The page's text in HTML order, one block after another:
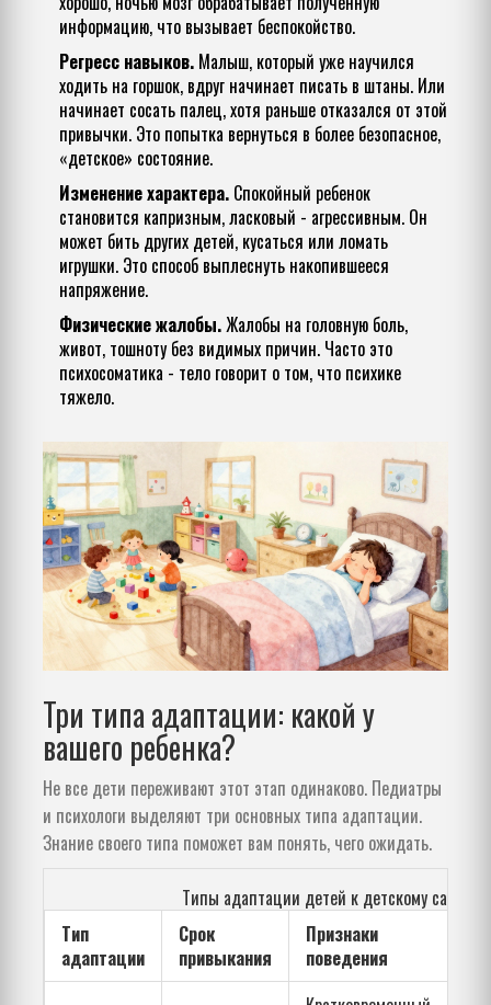
информацию, что вызывает беспокойство.
Регресс навыков. Малыш, который уже научился
ходить на горшок, вдруг начинает писать в штаны. Или
начинает сосать палец, хотя раньше отказался от этой
привычки. Это попытка вернуться в более безопасное,
«детское» состояние.
Изменение характера. Спокойный ребенок
становится капризным, ласковый - агрессивным. Он
может бить других детей, кусаться или ломать
игрушки. Это способ выплеснуть накопившееся
напряжение.
Физические жалобы.Жалобы на головную боль,
живот, тошноту без видимых причин. Часто это
психосоматика - тело говорит о том, что психике
тяжело.
Три типа адаптации: какой у
вашего ребенка?
Не все дети переживают этот этап одинаково. Педиатры
и психологи выделяют три основных типа адаптации.
Знание своего типа поможет вам понять, чего ожидать.
Типы адаптации детей к детскому саду
Тип
адаптации
Срок
привыкания
Признаки
поведения